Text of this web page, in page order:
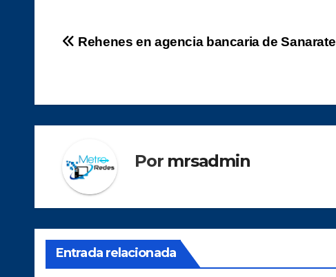
Navegación
entradas
Rehenes en agencia bancaria de Sanarate
Por mrsadmin
Entrada relacionada